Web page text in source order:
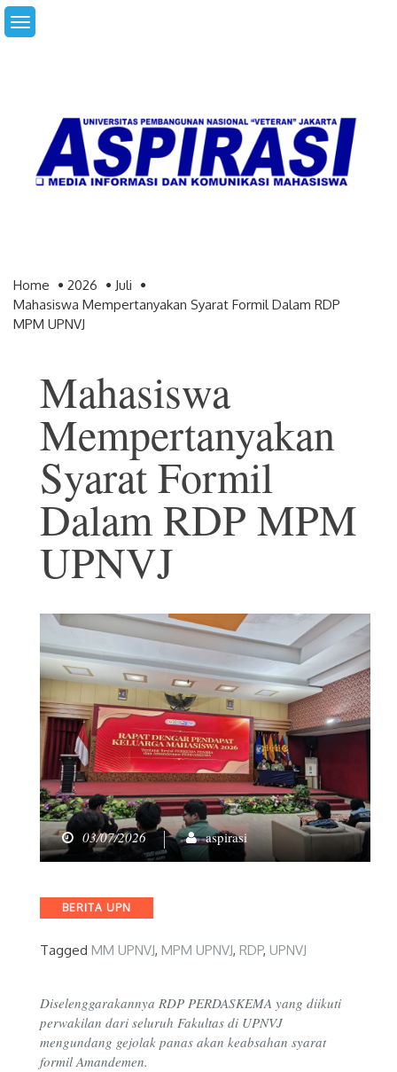
Skip
to
Home 2026
Juli
Mahasiswa Mempertanyakan Syarat Formil Dalam RDP
MPM UPNVJ
Mahasiswa
Mempertanyakan
Syarat Formil
Dalam RDP MPM
UPNVJ
03/07/2026 aspirasi
Categories
BERITA UPN
Tagged MM UPNVJ, MPM UPNVJ, RDP, UPNVJ
Diselenggarakannya RDP PERDASKEMA yang diikuti
perwakilan dari seluruh Fakultas di UPNVJ
mengundang gejolak panas akan keabsahan syarat
formil Amandemen.